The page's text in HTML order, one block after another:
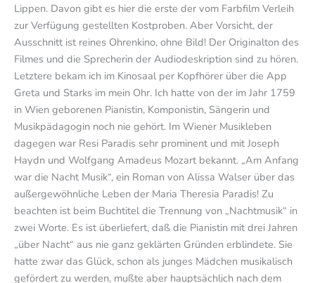
Lippen. Davon gibt es hier die erste der vom Farbfilm Verleih
zur Verfügung gestellten Kostproben. Aber Vorsicht, der
Ausschnitt ist reines Ohrenkino, ohne Bild! Der Originalton des
Filmes und die Sprecherin der Audiodeskription sind zu hören.
Letztere bekam ich im Kinosaal per Kopfhörer über die App
Greta und Starks im mein Ohr. Ich hatte von der im Jahr 1759
in Wien geborenen Pianistin, Komponistin, Sängerin und
Musikpädagogin noch nie gehört. Im Wiener Musikleben
dagegen war Resi Paradis sehr prominent und mit Joseph
Haydn und Wolfgang Amadeus Mozart bekannt. „Am Anfang
war die Nacht Musik“, ein Roman von Alissa Walser über das
außergewöhnliche Leben der Maria Theresia Paradis! Zu
beachten ist beim Buchtitel die Trennung von „Nachtmusik“ in
zwei Worte. Es ist überliefert, daß die Pianistin mit drei Jahren
„über Nacht“ aus nie ganz geklärten Gründen erblindete. Sie
hatte zwar das Glück, schon als junges Mädchen musikalisch
gefördert zu werden, mußte aber hauptsächlich nach dem